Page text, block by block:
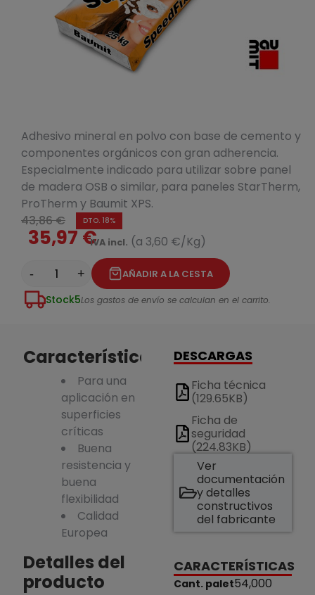
Adhesivo mineral en polvo con base de cemento y
componentes orgánicos con gran adherencia.
Especialmente indicado para utilizar sobre panel
de madera OSB o similar, para paneles StarTherm,
ProTherm y Baumit XPS.
43,86 €
DTO. 18%
35,97 €IVA incl. (a 3,60 €/Kg)
- + AÑADIR A LA CESTA
Stock5Los gastos de envío se calculan en el carrito.
Características
Para una
aplicación en
superficies
críticas
Buena
resistencia y
buena
flexibilidad
Calidad
Europea
Detalles del
producto
DESCARGAS
Ficha técnica
(129.65KB)
Ficha de
seguridad
(224.83KB)
Ver
documentación
y detalles
constructivos
del fabricante
CARACTERÍSTICAS
Cant. palet54,000